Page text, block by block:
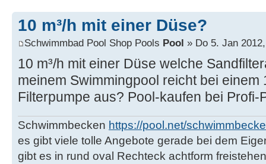
10 m³/h mit einer Düse?
Schwimmbad Pool Shop Pools Pool » Do 5. Jan
10 m³/h mit einer Düse welche
meinem Swimmingpool reicht bei einem
Filterpumpe aus? Pool-kaufen bei Profi-
Schwimmbecken https://pool.net/
es gibt viele tolle Angebote gerade bei dem
gibt es in rund oval Rechteck achtform